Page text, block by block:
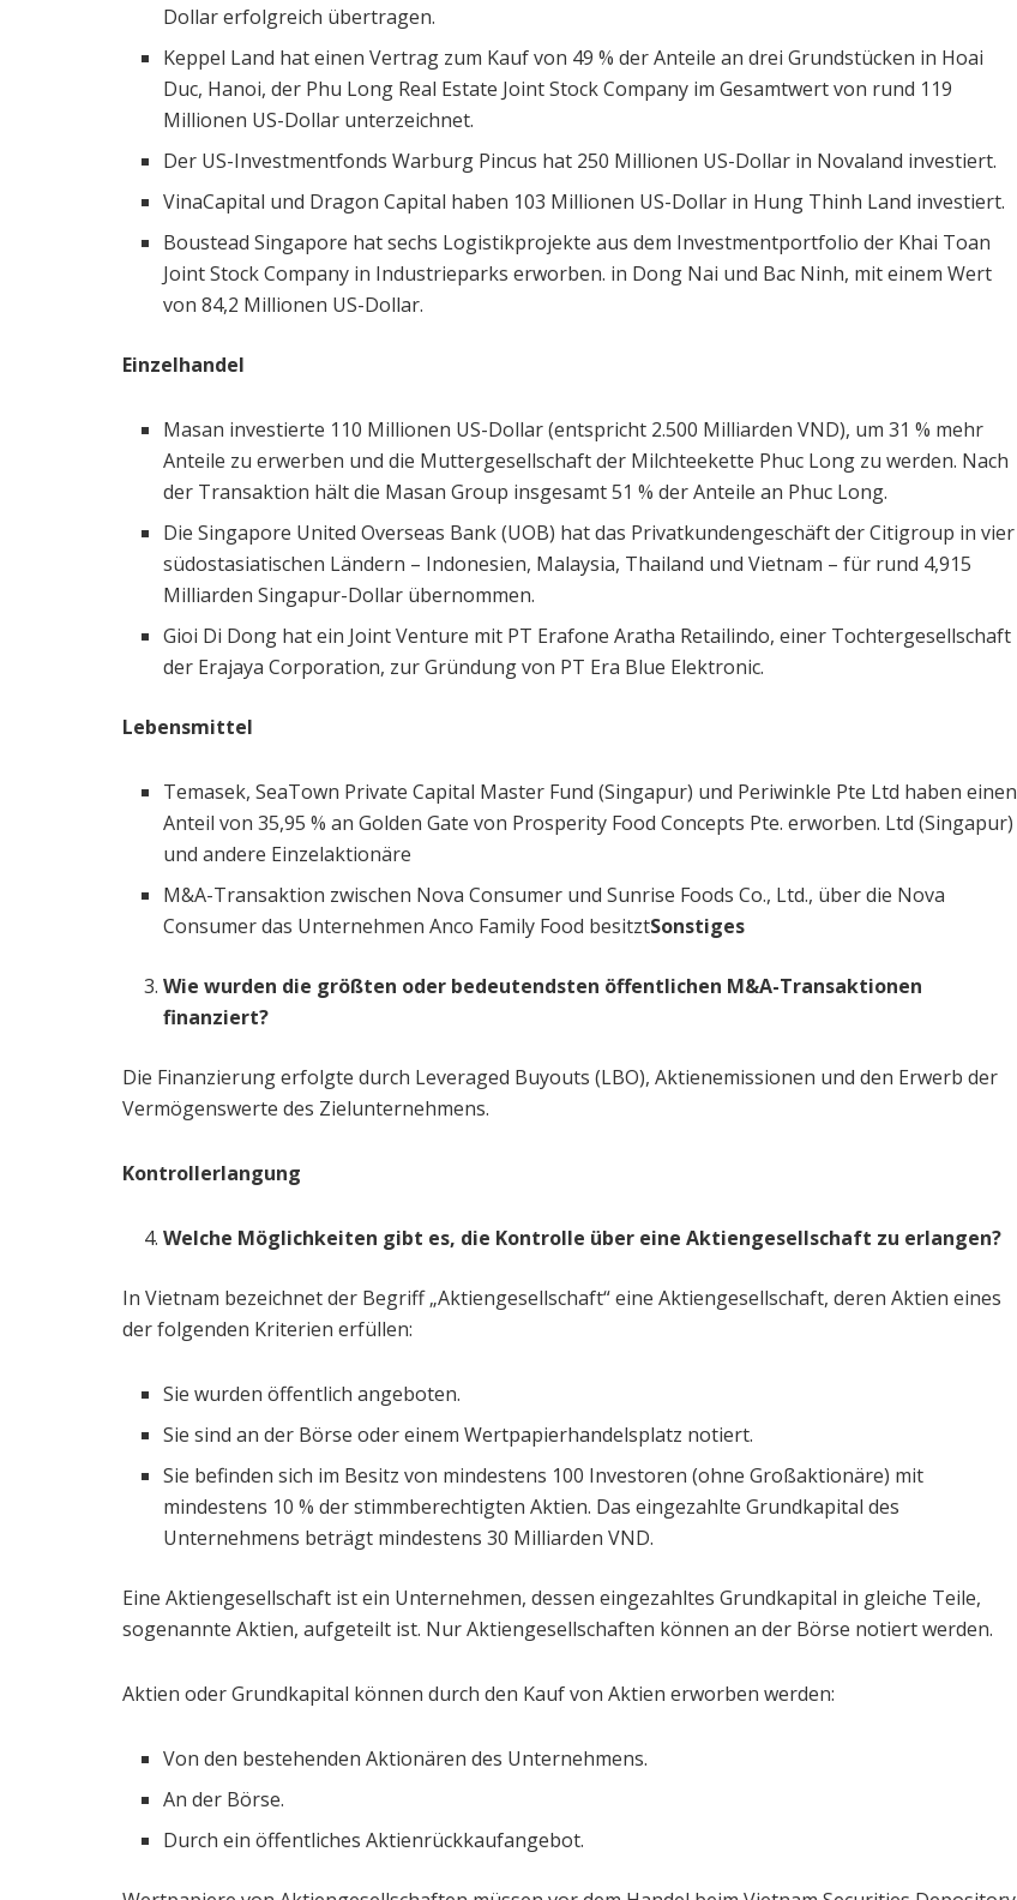
Dollar erfolgreich übertragen.
Keppel Land hat einen Vertrag zum Kauf von 49 % der Anteile an drei Grundstücken in Hoai
Duc, Hanoi, der Phu Long Real Estate Joint Stock Company im Gesamtwert von rund 119
Millionen US-Dollar unterzeichnet.
Der US-Investmentfonds Warburg Pincus hat 250 Millionen US-Dollar in Novaland investiert.
VinaCapital und Dragon Capital haben 103 Millionen US-Dollar in Hung Thinh Land investiert.
Boustead Singapore hat sechs Logistikprojekte aus dem Investmentportfolio der Khai Toan
Joint Stock Company in Industrieparks erworben. in Dong Nai und Bac Ninh, mit einem Wert
von 84,2 Millionen US-Dollar.
Einzelhandel
Masan investierte 110 Millionen US-Dollar (entspricht 2.500 Milliarden VND), um 31 % mehr
Anteile zu erwerben und die Muttergesellschaft der Milchteekette Phuc Long zu werden. Nach
der Transaktion hält die Masan Group insgesamt 51 % der Anteile an Phuc Long.
Die Singapore United Overseas Bank (UOB) hat das Privatkundengeschäft der Citigroup in vier
südostasiatischen Ländern – Indonesien, Malaysia, Thailand und Vietnam – für rund 4,915
Milliarden Singapur-Dollar übernommen.
Gioi Di Dong hat ein Joint Venture mit PT Erafone Aratha Retailindo, einer Tochtergesellschaft
der Erajaya Corporation, zur Gründung von PT Era Blue Elektronic.
Lebensmittel
Temasek, SeaTown Private Capital Master Fund (Singapur) und Periwinkle Pte Ltd haben einen
Anteil von 35,95 % an Golden Gate von Prosperity Food Concepts Pte. erworben. Ltd (Singapur)
und andere Einzelaktionäre
M&A-Transaktion zwischen Nova Consumer und Sunrise Foods Co., Ltd., über die Nova
Consumer das Unternehmen Anco Family Food besitztSonstiges
Wie wurden die größten oder bedeutendsten öffentlichen M&A-Transaktionen
finanziert?
Die Finanzierung erfolgte durch Leveraged Buyouts (LBO), Aktienemissionen und den Erwerb der
Vermögenswerte des Zielunternehmens.
Kontrollerlangung
Welche Möglichkeiten gibt es, die Kontrolle über eine Aktiengesellschaft zu erlangen?
In Vietnam bezeichnet der Begriff „Aktiengesellschaft“ eine Aktiengesellschaft, deren Aktien eines
der folgenden Kriterien erfüllen:
Sie wurden öffentlich angeboten.
Sie sind an der Börse oder einem Wertpapierhandelsplatz notiert.
Sie befinden sich im Besitz von mindestens 100 Investoren (ohne Großaktionäre) mit
mindestens 10 % der stimmberechtigten Aktien. Das eingezahlte Grundkapital des
Unternehmens beträgt mindestens 30 Milliarden VND.
Eine Aktiengesellschaft ist ein Unternehmen, dessen eingezahltes Grundkapital in gleiche Teile,
sogenannte Aktien, aufgeteilt ist. Nur Aktiengesellschaften können an der Börse notiert werden.
Aktien oder Grundkapital können durch den Kauf von Aktien erworben werden:
Von den bestehenden Aktionären des Unternehmens.
An der Börse.
Durch ein öffentliches Aktienrückkaufangebot.